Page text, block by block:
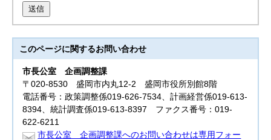
送信
このページに関するお問い合わせ
市長公室企画調整課
〒020-8530 盛岡市内丸12-2 盛岡市役所別館8階
電話番号：政策調整係019-626-7534、計画経営係019-613-
8394、統計調査係019-613-8397 ファクス番号：019-
622-6211
市長公室 企画調整課へのお問い合わせは専用フォー